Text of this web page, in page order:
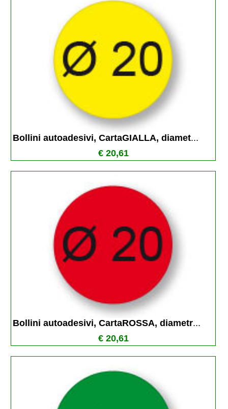
Bollini autoadesivi, CartaGIALLA, diamet...
€ 20,61
Bollini autoadesivi, CartaROSSA, diametr...
€ 20,61